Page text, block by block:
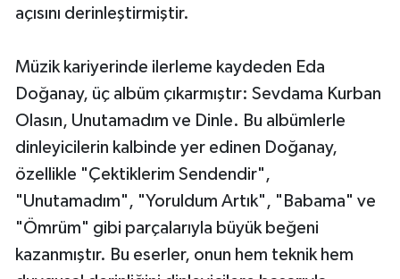
açısını derinleştirmiştir.
Müzik kariyerinde ilerleme kaydeden Eda
Doğanay, üç albüm çıkarmıştır: Sevdama Kurban
Olasın, Unutamadım ve Dinle. Bu albümlerle
dinleyicilerin kalbinde yer edinen Doğanay,
özellikle "Çektiklerim Sendendir",
"Unutamadım", "Yoruldum Artık", "Babama" ve
"Ömrüm" gibi parçalarıyla büyük beğeni
kazanmıştır. Bu eserler, onun hem teknik hem